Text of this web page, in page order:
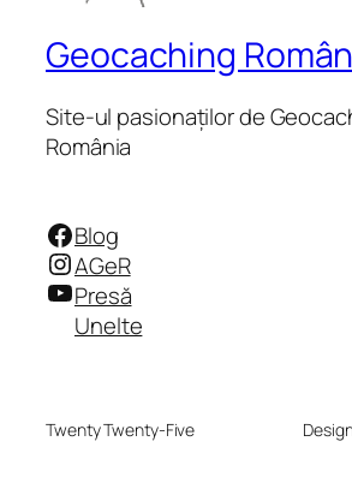
Geocaching
Site-ul pasionaților de
România
Facebook
Instagram
YouTube
Blog
AGeR
Presă
Unelte
Twenty Twenty-Five